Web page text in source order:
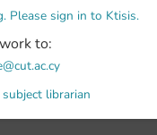
Please sign in to Ktisis.
to:
librarian